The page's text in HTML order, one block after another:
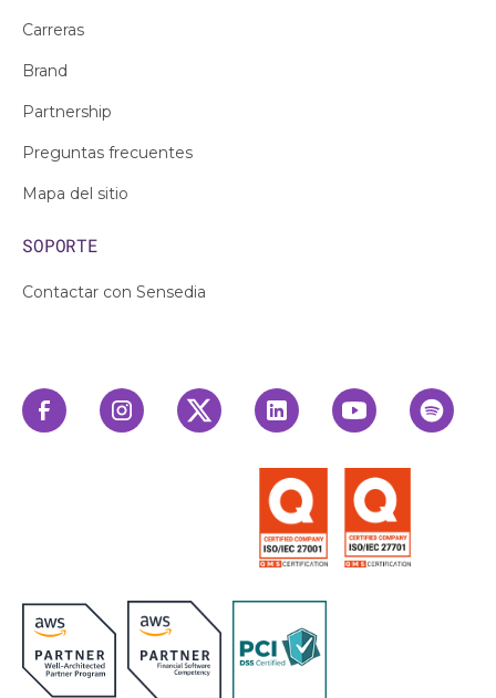
Carreras
Brand
Partnership
Preguntas frecuentes
Mapa del sitio
SOPORTE
Contactar con Sensedia